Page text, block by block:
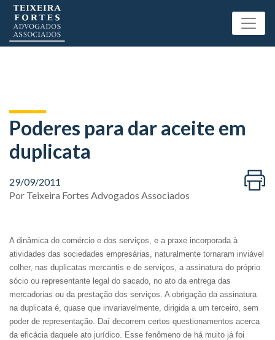
Poderes para dar aceite em
duplicata
29/09/2011
Por Teixeira Fortes Advogados Associados
A dinâmica do comércio e dos serviços, e a praxe incorporada à
atividades das sociedades empresárias, naturalmente tornaram inviável
colher, nas duplicatas mercantis e de serviços, a assinatura do próprio
sócio ou representante legal do sacado, no ato da entrega das
mercadorias ou da prestação dos serviços. A obrigação da assinatura
na duplicata é, quase que invariavelmente, dirigida a um terceiro, sem
poder de representação. Daí decorrem certos questionamentos acerca
da eficácia daquele ato jurídico. Esse fenômeno de há muito já foi